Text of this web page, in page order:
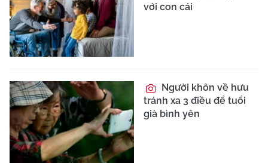
với con cái
Người khôn về hưu
tránh xa 3 điều để tuổi
già bình yên